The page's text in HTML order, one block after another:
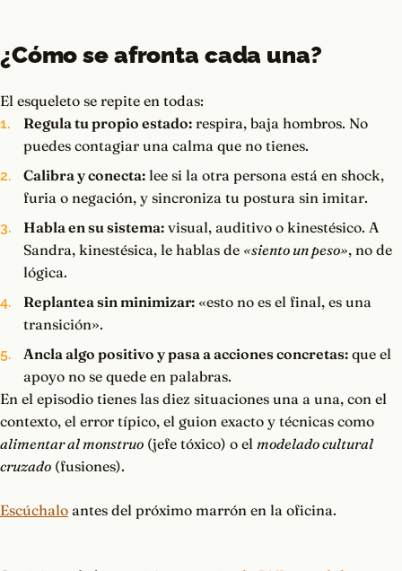
¿Cómo se afronta cada una?
El esqueleto se repite en todas:
Regula tu propio estado:respira, baja hombros. No
puedes contagiar una calma que no tienes.
Calibra y conecta:lee si la otra persona está en shock,
furia o negación, y sincroniza tu postura sin imitar.
Habla en su sistema:visual, auditivo o kinestésico. A
Sandra, kinestésica, le hablas de «siento un peso», no de
lógica.
Replantea sin minimizar:«esto no es el final, es una
transición».
Ancla algo positivo y pasa a acciones concretas:que el
apoyo no se quede en palabras.
En el episodio tienes las diez situaciones una a una, con el
contexto, el error típico, el guion exacto y técnicas como
alimentar al monstruo (jefe tóxico) o el modelado cultural
cruzado (fusiones).
Escúchalo antes del próximo marrón en la oficina.